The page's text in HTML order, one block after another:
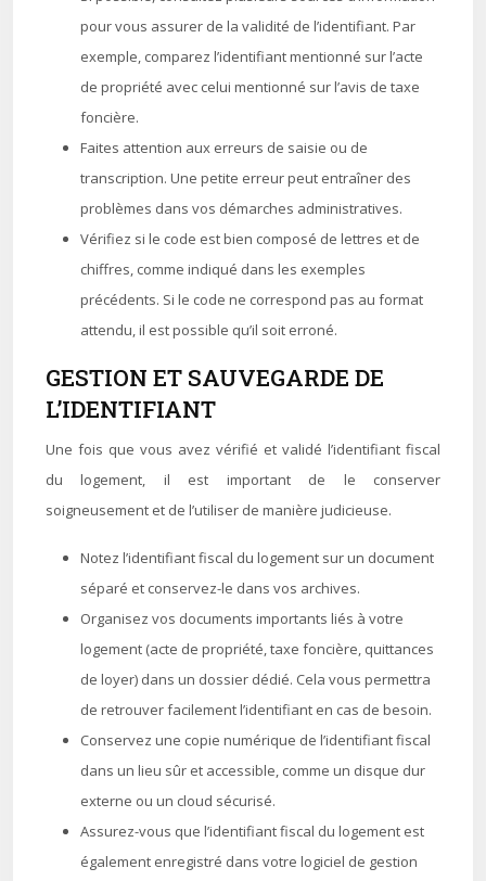
pour vous assurer de la validité de l’identifiant. Par
exemple, comparez l’identifiant mentionné sur l’acte
de propriété avec celui mentionné sur l’avis de taxe
foncière.
Faites attention aux erreurs de saisie ou de
transcription. Une petite erreur peut entraîner des
problèmes dans vos démarches administratives.
Vérifiez si le code est bien composé de lettres et de
chiffres, comme indiqué dans les exemples
précédents. Si le code ne correspond pas au format
attendu, il est possible qu’il soit erroné.
GESTION ET SAUVEGARDE DE
L’IDENTIFIANT
Une fois que vous avez vérifié et validé l’identifiant fiscal
du logement, il est important de le conserver
soigneusement et de l’utiliser de manière judicieuse.
Notez l’identifiant fiscal du logement sur un document
séparé et conservez-le dans vos archives.
Organisez vos documents importants liés à votre
logement (acte de propriété, taxe foncière, quittances
de loyer) dans un dossier dédié. Cela vous permettra
de retrouver facilement l’identifiant en cas de besoin.
Conservez une copie numérique de l’identifiant fiscal
dans un lieu sûr et accessible, comme un disque dur
externe ou un cloud sécurisé.
Assurez-vous que l’identifiant fiscal du logement est
également enregistré dans votre logiciel de gestion